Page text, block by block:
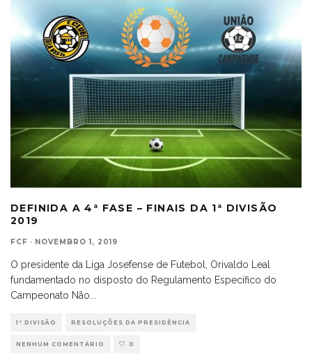
DEFINIDA A 4ª FASE – FINAIS DA 1ª DIVISÃO
2019
FCF · NOVEMBRO 1, 2019
O presidente da Liga Josefense de Futebol, Orivaldo Leal
fundamentado no disposto do Regulamento Específico do
Campeonato Não
1ª DIVISÃO RESOLUÇÕES DA PRESIDÊNCIA
NENHUM COMENTÁRIO 0